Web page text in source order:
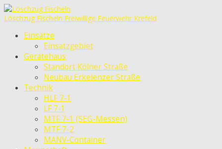
Löschzug Fischeln Freiwillige Feuerwehr Krefeld
Einsätze
Einsatzgebiet
Gerätehaus
Standort Kölner Straße
Neubau Erkelenzer Straße
Technik
HLF 7-1
LF 7-1
MTF 7-1 (SEG-Messen)
MTF 7-2
MANV-Container